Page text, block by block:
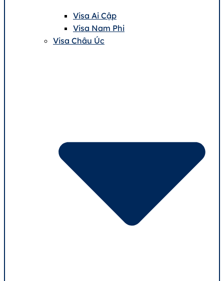
Visa Ai Cập
Visa Nam Phi
Visa Châu Úc